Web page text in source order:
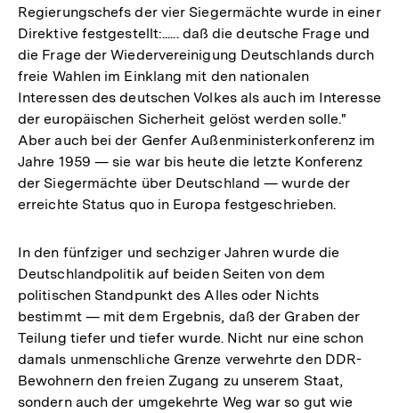
Regierungschefs der vier Siegermächte wurde in einer
Direktive festgestellt:...... daß die deutsche Frage und
die Frage der Wiedervereinigung Deutschlands durch
freie Wahlen im Einklang mit den nationalen
Interessen des deutschen Volkes als auch im Interesse
der europäischen Sicherheit gelöst werden solle."
Aber auch bei der Genfer Außenministerkonferenz im
Jahre 1959 — sie war bis heute die letzte Konferenz
der Siegermächte über Deutschland — wurde der
erreichte Status quo in Europa festgeschrieben.
In den fünfziger und sechziger Jahren wurde die
Deutschlandpolitik auf beiden Seiten von dem
politischen Standpunkt des Alles oder Nichts
bestimmt — mit dem Ergebnis, daß der Graben der
Teilung tiefer und tiefer wurde. Nicht nur eine schon
damals unmenschliche Grenze verwehrte den DDR-
Bewohnern den freien Zugang zu unserem Staat,
sondern auch der umgekehrte Weg war so gut wie